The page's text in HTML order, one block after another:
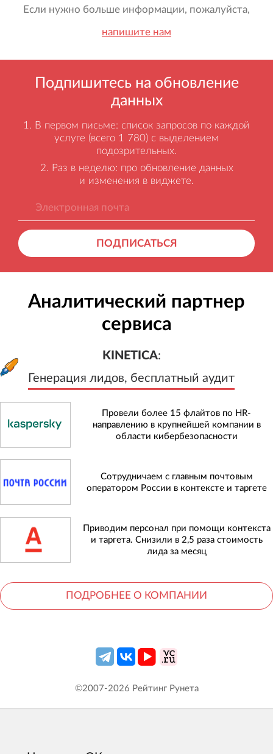
Если нужно больше информации, пожалуйста,
напишите нам
Подпишитесь на обновление
данных
В первом письме: список запросов по каждой
услуге (всего 1 780) с выделением
подозрительных.
Раз в неделю: про обновление данных
и изменения в виджете.
ПОДПИСАТЬСЯ
Аналитический партнер
сервиса
KINETICA:
Генерация лидов, бесплатный аудит
Генерация лидов, бесплатный
Провели более 15 флайтов по HR-
направлению в крупнейшей компании в
области кибербезопасности
Сотрудничаем с главным почтовым
оператором России в контексте и таргете
Приводим персонал при помощи контекста
и таргета. Снизили в 2,5 раза стоимость
лида за месяц
ПОДРОБНЕЕ О КОМПАНИИ
©2007-2026 Рейтинг Рунета